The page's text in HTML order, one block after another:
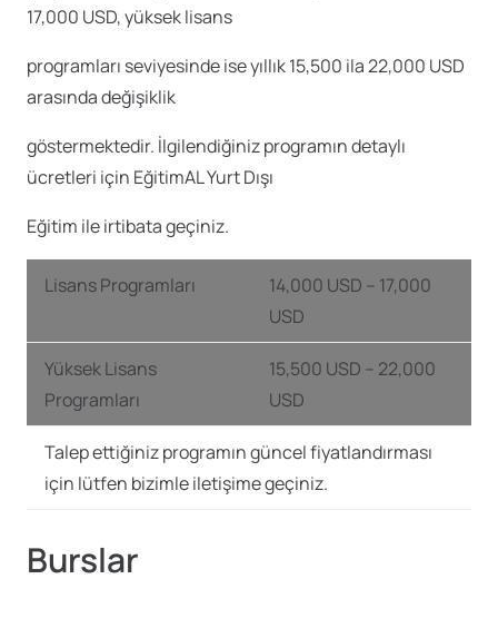
17,000 USD, yüksek lisans
programları seviyesinde ise yıllık 15,500 ila 22,000 USD
arasında değişiklik
göstermektedir. İlgilendiğiniz programın detaylı
ücretleri için EğitimAL Yurt Dışı
Eğitim ile irtibata geçiniz.
Lisans Programları
14,000 USD – 17,000
USD
Yüksek Lisans
Programları
15,500 USD – 22,000
USD
Talep ettiğiniz programın güncel fiyatlandırması
için lütfen bizimle iletişimegeçiniz.
Burslar